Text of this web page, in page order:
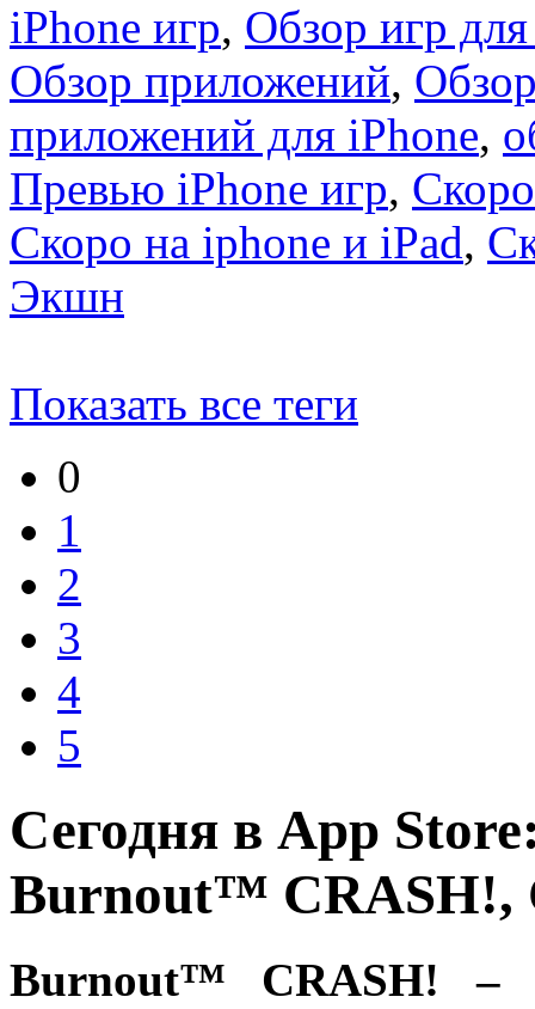
iPhone игр, Обзор игр
Обзор приложений,
приложений для iPhone,
Превью iPhone игр,
Скоро на iphone и iPad,
Экшн
Показать все теги
0
1
2
3
4
5
Сегодня в App
Burnout™ CRASH!,
Burnout™ CRASH! –